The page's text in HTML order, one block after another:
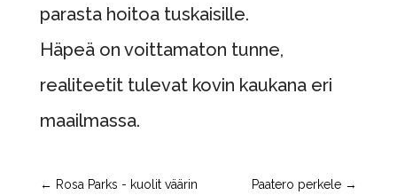
parasta hoitoa tuskaisille.
Häpeä on voittamaton tunne,
realiteetit tulevat kovin kaukana eri
maailmassa.
← Rosa Parks - kuolit väärin Paatero perkele →